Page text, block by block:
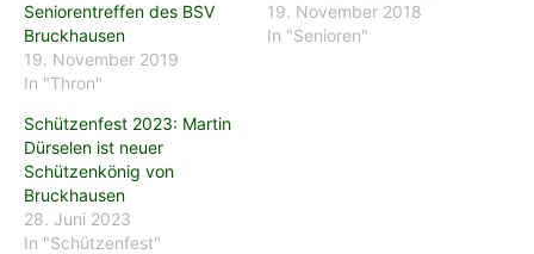
Seniorentreffen des BSV
Bruckhausen
19. November 2019
In "Thron"
19. November 2018
In "Senioren"
Schützenfest 2023: Martin
Dürselen ist neuer
Schützenkönig von
Bruckhausen
28. Juni 2023
In "Schützenfest"